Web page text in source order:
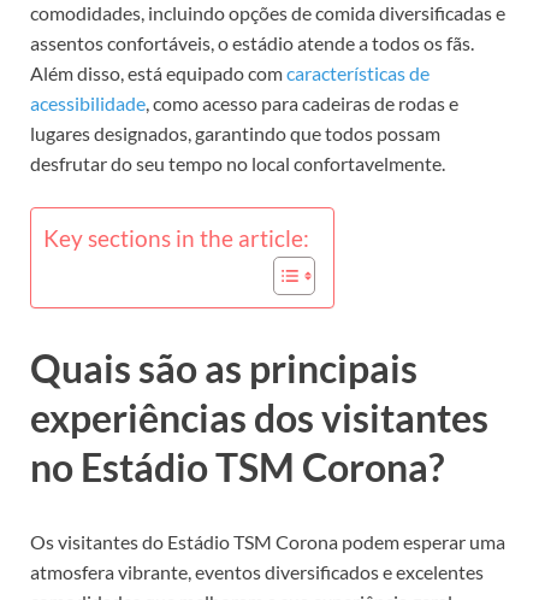
comodidades, incluindo opções de comida diversificadas e
assentos confortáveis, o estádio atende a todos os fãs.
Além disso, está equipado comcaracterísticas de
acessibilidade, como acesso para cadeiras de rodas e
lugares designados, garantindo que todos possam
desfrutar do seu tempo no local confortavelmente.
Key sections in the article:
Quais são as principais
experiências dos visitantes
no Estádio TSM Corona?
Os visitantes do Estádio TSM Corona podem esperar uma
atmosfera vibrante, eventos diversificados e excelentes